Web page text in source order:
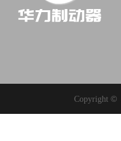
Copyright©